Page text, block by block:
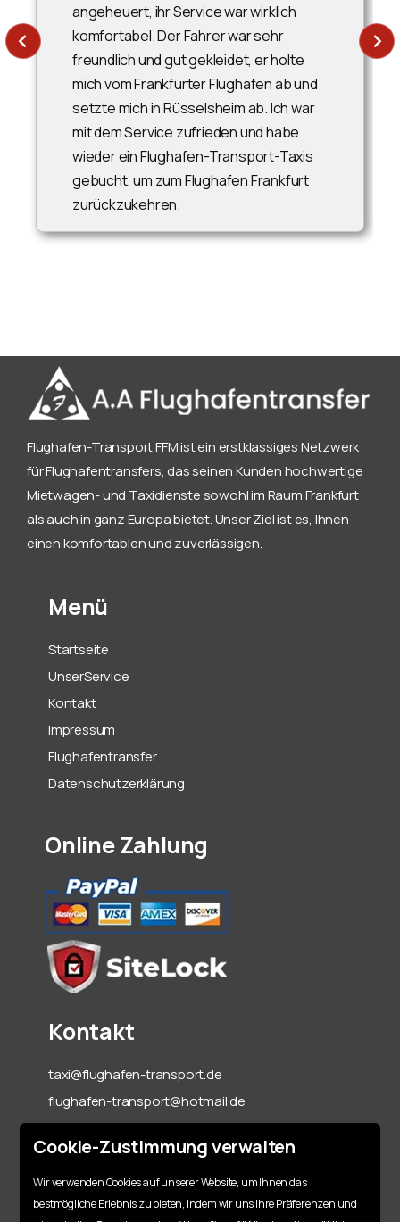
angeheuert, ihr Service war wirklich
komfortabel. Der Fahrer war sehr
freundlich und gut gekleidet, er holte
mich vom Frankfurter Flughafen ab und
setzte mich in Rüsselsheim ab. Ich war
mit dem Service zufrieden und habe
wieder ein Flughafen-Transport-Taxis
gebucht, um zum Flughafen Frankfurt
zurückzukehren.
Cookie-Zustimmung verwalten
Wir verwenden Cookies auf unserer Website, um Ihnen das
bestmögliche Erlebnis zu bieten, indem wir uns Ihre Präferenzen und
Flughafen-Transport FFM ist ein erstklassiges Netzwerk
für Flughafentransfers, das seinen Kunden hochwertige
Mietwagen- und Taxidienste sowohl im Raum Frankfurt
als auch in ganz Europa bietet. Unser Ziel ist es, Ihnen
einen komfortablen und zuverlässigen.
Menü
Startseite
UnserService
Kontakt
Impressum
Flughafentransfer
Datenschutzerklärung
Online Zahlung
Kontakt
taxi@flughafen-transport.de
flughafen-transport@hotmail.de
06142-70 55 60
+49 151 15317128